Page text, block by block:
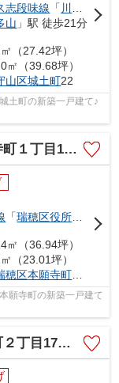
志段味線 「 川村
」駅
山 」駅 徒歩21分
（27.42坪）
㎡（39.68坪）
山区城土町22
町の新築一戸建て♪
】新築一戸建て 1号棟
「瑞穂区役所 」駅 徒
㎡（36.94坪）
（23.01坪）
穂区本願寺町
寺町の新築一戸建て
無料】新築戸建て